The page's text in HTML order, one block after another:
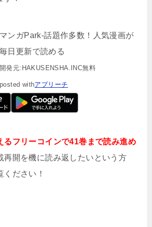
マンガPark-話題作多数！人気漫画が
毎日更新で読める
開発元: HAKUSENSHA.INC無料
posted withアプリーチ
るフリーコインで41巻まで読み進め
再開を機に読み返したいという方
ださい！